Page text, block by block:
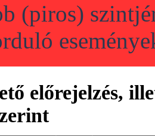
(piros)
előrejelzés,